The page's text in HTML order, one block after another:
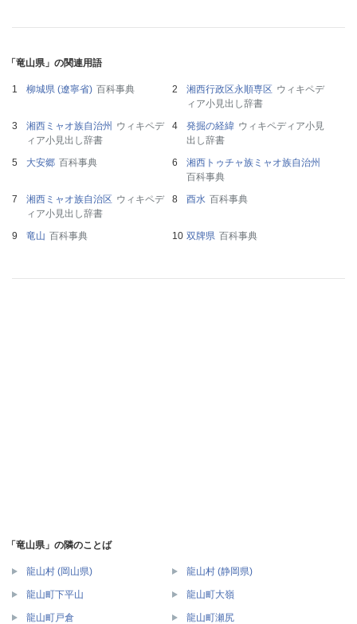
「竜山県」の関連用語
柳城県 (遼寧省) 百科事典 湘西行政区永順専区 ウィキペデ
ィア小見出し辞書
湘西ミャオ族自治州 ウィキペデ
ィア小見出し辞書
発掘の経緯 ウィキペディア小見
出し辞書
大安郷 百科事典
湘西トゥチャ族ミャオ族自治州
百科事典
湘西ミャオ族自治区 ウィキペデ
ィア小見出し辞書
酉水 百科事典
竜山 百科事典 双牌県 百科事典
「竜山県」の隣のことば
龍山村 (岡山県) 龍山村 (静岡県)
龍山町下平山 龍山町大嶺
龍山町戸倉 龍山町瀬尻